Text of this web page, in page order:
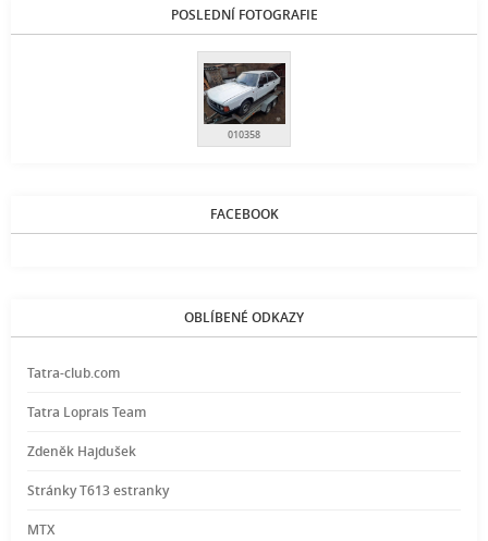
POSLEDNÍ FOTOGRAFIE
010358
FACEBOOK
OBLÍBENÉ ODKAZY
Tatra-club.com
Tatra Loprais Team
Zdeněk Hajdušek
Stránky T613 estranky
MTX